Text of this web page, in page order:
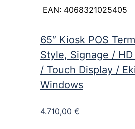
EAN: 4068321025405
65″ Kiosk POS
Style, Signage /
/ Touch Display /
Windows
4.710,00 €